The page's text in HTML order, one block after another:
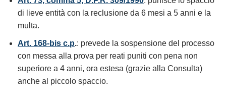
di lieve entità con la reclusione da 6 mesi a 5 anni e la
multa.
Art. 168-bis c.p.: prevede la sospensione del processo
con messa alla prova per reati puniti con pena non
superiore a 4 anni, ora estesa (grazie alla Consulta)
anche al piccolo spaccio.